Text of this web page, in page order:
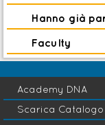
Hanno già
Faculty
Academy DNA
Scarica Catalogo